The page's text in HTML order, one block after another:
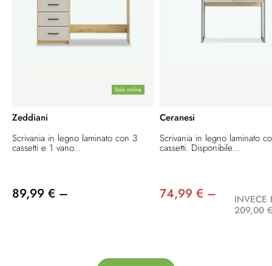
Solo online
Zeddiani
Scrivania in legno laminato con 3
cassetti e 1 vano...
89,99 € –
Ceranesi
Scrivania in legno laminato
cassetti. Disponibile...
74,99 € –
INVECE
209,00